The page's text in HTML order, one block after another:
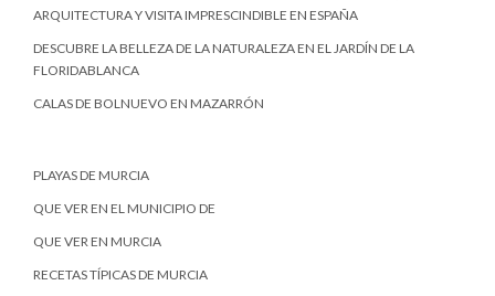
ARQUITECTURA Y VISITA IMPRESCINDIBLE EN ESPAÑA
DESCUBRE LA BELLEZA DE LA NATURALEZA EN EL JARDÍN DE LA
FLORIDABLANCA
CALAS DE BOLNUEVO EN MAZARRÓN
PLAYAS DE MURCIA
QUE VER EN EL MUNICIPIO DE
QUE VER EN MURCIA
RECETAS TÍPICAS DE MURCIA